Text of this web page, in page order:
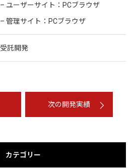
– ユーザーサイト：PCブラウザ
– 管理サイト：PCブラウザ
受託開発
次の開発実績
カテゴリー